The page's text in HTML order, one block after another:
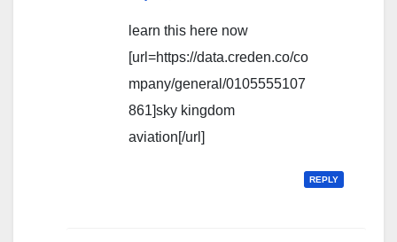
learn this here now
[url=https://data.creden.co/co
mpany/general/0105555107
861]sky kingdom
aviation[/url]
REPLY